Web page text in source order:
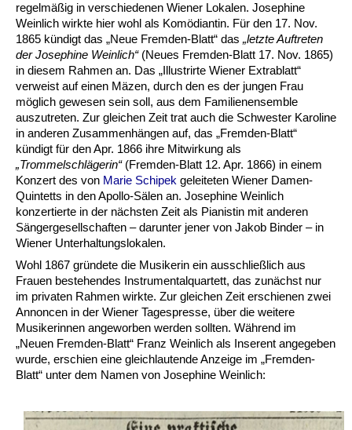
regelmäßig in verschiedenen Wiener Lokalen. Josephine
Weinlich wirkte hier wohl als Komödiantin. Für den 17. Nov.
1865 kündigt das „Neue Fremden-Blatt“ das „letzte Auftreten
der Josephine Weinlich“(Neues Fremden-Blatt 17. Nov. 1865)
in diesem Rahmen an. Das „Illustrirte Wiener Extrablatt“
verweist auf einen Mäzen, durch den es der jungen Frau
möglich gewesen sein soll, aus dem Familienensemble
auszutreten. Zur gleichen Zeit trat auch die Schwester Karoline
in anderen Zusammenhängen auf, das „Fremden-Blatt“
kündigt für den Apr. 1866 ihre Mitwirkung als
„Trommelschlägerin“(Fremden-Blatt 12. Apr. 1866) in einem
Konzert des von Marie Schipek geleiteten Wiener Damen-
Quintetts in den Apollo-Sälen an. Josephine Weinlich
konzertierte in der nächsten Zeit als Pianistin mit anderen
Sängergesellschaften – darunter jener von Jakob Binder – in
Wiener Unterhaltungslokalen.
Wohl 1867 gründete die Musikerin ein ausschließlich aus
Frauen bestehendes Instrumentalquartett, das zunächst nur
im privaten Rahmen wirkte. Zur gleichen Zeit erschienen zwei
Annoncen in der Wiener Tagespresse, über die weitere
Musikerinnen angeworben werden sollten. Während im
„Neuen Fremden-Blatt“ Franz Weinlich als Inserent angegeben
wurde, erschien eine gleichlautende Anzeige im „Fremden-
Blatt“ unter dem Namen von Josephine Weinlich: